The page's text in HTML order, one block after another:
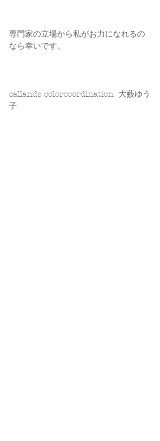
専門家の立場から私がお力になれるの
なら幸いです。
callands colorcoordination  大藪ゆう
子